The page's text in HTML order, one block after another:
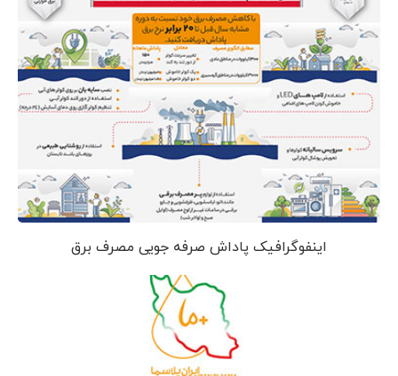
اینفوگرافیک پاداش صرفه جویی مصرف برق